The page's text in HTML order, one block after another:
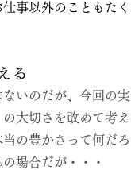
事以外のこともた
る
いのだが、今回の
大切さを改めて考え
の豊かさって何だ
場合だが・・・